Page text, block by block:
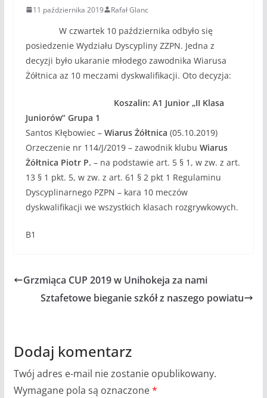
11 października 2019 Rafał Glanc
W czwartek 10 października odbyło się
posiedzenie Wydziału Dyscypliny ZZPN. Jedna z
decyzji było ukaranie młodego zawodnika Wiarusa
Żółtnica az 10 meczami dyskwalifikacji. Oto decyzja:
Koszalin: A1 Junior „II Klasa
Juniorów” Grupa 1
Santos Kłębowiec – Wiarus Żółtnica (05.10.2019)
Orzeczenie nr 114/J/2019 – zawodnik klubu Wiarus
Żółtnica Piotr P. – na podstawie art. 5 § 1, w zw. z art.
13 § 1 pkt. 5, w zw. z art. 61 § 2 pkt 1 Regulaminu
Dyscyplinarnego PZPN – kara 10 meczów
dyskwalifikacji we wszystkich klasach rozgrywkowych.
B1
Grzmiąca CUP 2019 w Unihokeja za nami
Sztafetowe bieganie szkół z naszego powiatu
Dodaj komentarz
Twój adres e-mail nie zostanie opublikowany.
Wymagane pola są oznaczone*